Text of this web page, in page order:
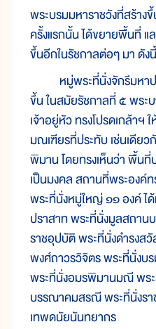
พระบรมมหาราชวังที่สร้าง
ครั้งแรกนั้น ได้ขยายพื้นที่ แ
ขึ้นอีกในรัชกาลต่อๆ มา ดังนี้
หมู่พระที่นั่งจักรีมหาป
ขึ้น ในสมัยรัชกาลที่ ๕ พระ
เจ้าอยู่หัว ทรงโปรดเกล้าฯ
มณเฑียรที่ประทับ เช่นเดีย
พิมาน โดยทรงเห็นว่า พื้น
เป็นมงคล สถานที่พระองค์
พระที่นั่งหมู่ใหญ่ ๑๑ องค์ ไ
ปราสาท พระที่นั่งมูลสถาน
ราชอุปบัติ พระที่นั่งดำรง
พงศ์ถาวรวิจิตร พระที่นั่งบ
พระที่นั่งอมรพิมานมณี พร
บรรณาคมสรณี พระที่นั่งรา
เทพดนัยนันทยากร